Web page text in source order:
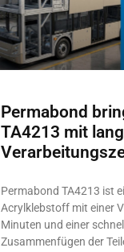
Permabond
TA4213 mit
Permabond TA4213 ist
Acrylklebstoff mit einer
Minuten und einer
Zusammenfügen der